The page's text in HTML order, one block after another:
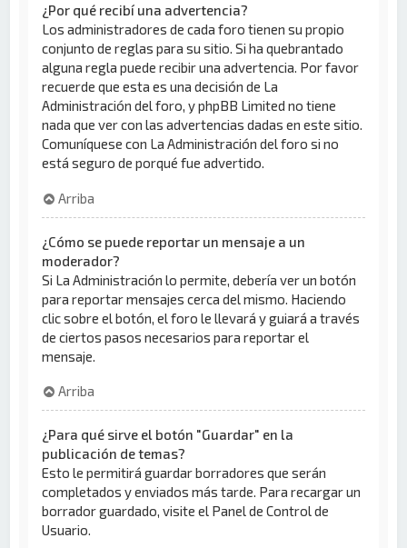
¿Por qué recibí una advertencia?
Los administradores de cada foro tienen su propio
conjunto de reglas para su sitio. Si ha quebrantado
alguna regla puede recibir una advertencia. Por favor
recuerde que esta es una decisión de La
Administración del foro, y phpBB Limited no tiene
nada que ver con las advertencias dadas en este sitio.
Comuníquese con La Administración del foro si no
está seguro de porqué fue advertido.
Arriba
¿Cómo se puede reportar un mensaje a un
moderador?
Si La Administración lo permite, debería ver un botón
para reportar mensajes cerca del mismo. Haciendo
clic sobre el botón, el foro le llevará y guiará a través
de ciertos pasos necesarios para reportar el
mensaje.
Arriba
¿Para qué sirve el botón "Guardar" en la
publicación de temas?
Esto le permitirá guardar borradores que serán
completados y enviados más tarde. Para recargar un
borrador guardado, visite el Panel de Control de
Usuario.